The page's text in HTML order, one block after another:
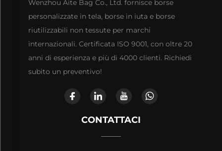
Wenzhou Aite Bag Co., Ltd. fornisce borse
personalizzate in tela, borse in iuta e borse
riutilizzabili non tessute per marchi
internazionali. Certificata ISO 9001, con oltre 20
anni di esperienza e più di 4000 clienti. Richiedi
subito un preventivo!
CONTATTACI